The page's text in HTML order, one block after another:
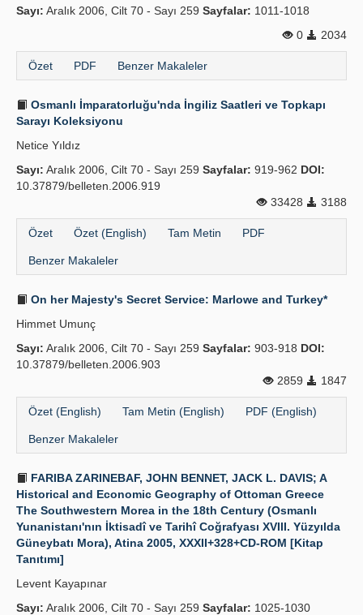
Sayı: Aralık 2006, Cilt 70 - Sayı 259 Sayfalar: 1011-1018
0
2034
Özet PDF Benzer Makaleler
Osmanlı İmparatorluğu'nda İngiliz Saatleri ve Topkapı
Sarayı Koleksiyonu
Netice Yıldız
Sayı: Aralık 2006, Cilt 70 - Sayı 259 Sayfalar: 919-962 DOI:
10.37879/belleten.2006.919
33428
3188
Özet Özet (English) Tam Metin PDF
Benzer Makaleler
On her Majesty's Secret Service: Marlowe and Turkey*
Himmet Umunç
Sayı: Aralık 2006, Cilt 70 - Sayı 259 Sayfalar: 903-918 DOI:
10.37879/belleten.2006.903
2859
1847
Özet (English) Tam Metin (English) PDF (English)
Benzer Makaleler
FARIBA ZARINEBAF, JOHN BENNET, JACK L. DAVIS; A
Historical and Economic Geography of Ottoman Greece
The Southwestern Morea in the 18th Century (Osmanlı
Yunanistanı'nın İktisadî ve Tarihî Coğrafyası XVIII. Yüzyılda
Güneybatı Mora), Atina 2005, XXXII+328+CD-ROM [Kitap
Tanıtımı]
Levent Kayapınar
Sayı: Aralık 2006, Cilt 70 - Sayı 259 Sayfalar: 1025-1030